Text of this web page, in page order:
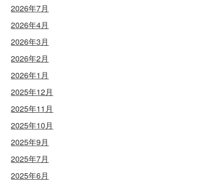
2026年7月
2026年4月
2026年3月
2026年2月
2026年1月
2025年12月
2025年11月
2025年10月
2025年9月
2025年7月
2025年6月